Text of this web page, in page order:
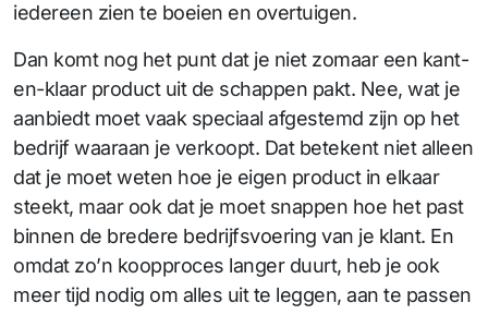
iedereen zien te boeien en overtuigen.
Dan komt nog het punt dat je niet zomaar een kant-
en-klaar product uit de schappen pakt. Nee, wat je
aanbiedt moet vaak speciaal afgestemd zijn op het
bedrijf waaraan je verkoopt. Dat betekent niet alleen
dat je moet weten hoe je eigen product in elkaar
steekt, maar ook dat je moet snappen hoe het past
binnen de bredere bedrijfsvoering van je klant. En
omdat zo’n koopproces langer duurt, heb je ook
meer tijd nodig om alles uit te leggen, aan te passen